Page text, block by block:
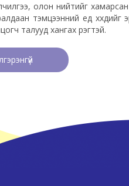
олон нийтийг
тэмцээнний үед
талууд хангах үүрэгтэй.